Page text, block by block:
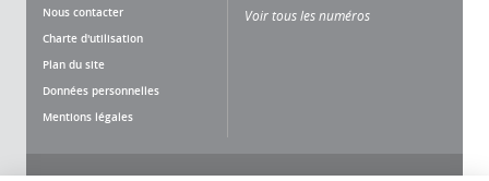
Nous contacter
Charte d'utilisation
Plan du site
Données personnelles
Mentions légales
Voir tous les numéros